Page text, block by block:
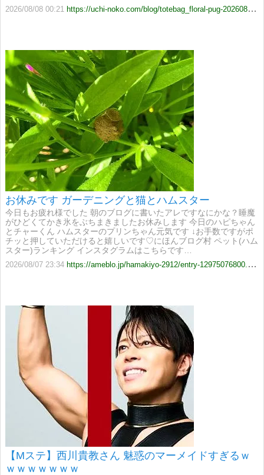
2026/08/08 00:21 https://uchi-noko.com/blog/totebag_floral-pug-20260807-b7fc83de
お休みです ガーデニングと猫とハムスター
今日もお疲れ様でした 朝のブログに書いたアレですなにかな？睡魔
がひどくてかき氷をぶちまきましたお休みします 今日のハピちゃん
とチャーくん ハムスターのプリンちゃん元気です ↓お手数ですがポ
チッと押していただけると嬉しいです♡にほんブログ村 ペット(ハム
スター)ランキング インスタグラムはこちらです…
2026/08/07 23:34 https://ameblo.jp/hamakiyo-2912/entry-12975076800.html
【Mステ】西川貴教さん 魅惑のマーメイドすぎるｗ
ｗｗｗｗｗｗｗ